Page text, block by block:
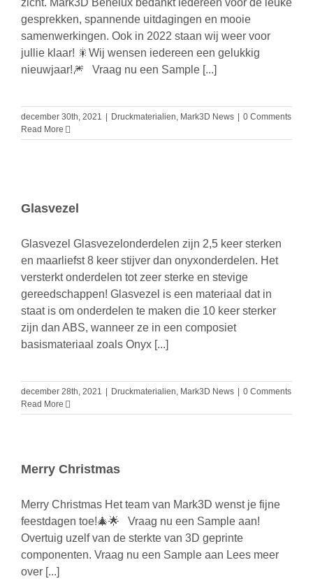
zicht. Mark3D Benelux bedankt iedereen voor de leuke
gesprekken, spannende uitdagingen en mooie
samenwerkingen. Ook in 2022 staan wij weer voor
jullie klaar! 🎇Wij wensen iedereen een gelukkig
nieuwjaar!🎆 Vraag nu een Sample [...]
december 30th, 2021 Druckmaterialien, Mark3D News
0 Comments
Read More
Glasvezel
Glasvezel Glasvezelonderdelen zijn 2,5 keer sterken
en maarliefst 8 keer stijver dan onyxonderdelen. Het
versterkt onderdelen tot zeer sterke en stevige
gereedschappen! Glasvezel is een materiaal dat in
staat is om onderdelen te maken die 10 keer sterker
zijn dan ABS, wanneer ze in een composiet
basismateriaal zoals Onyx [...]
december 28th, 2021 Druckmaterialien, Mark3D News
0 Comments
Read More
Merry Christmas
Merry Christmas Het team van Mark3D wenst je fijne
feestdagen toe!🎄🌟 Vraag nu een Sample aan!
Overtuig uzelf van de sterkte van 3D geprinte
componenten. Vraag nu een Sample aan Lees meer
over [...]